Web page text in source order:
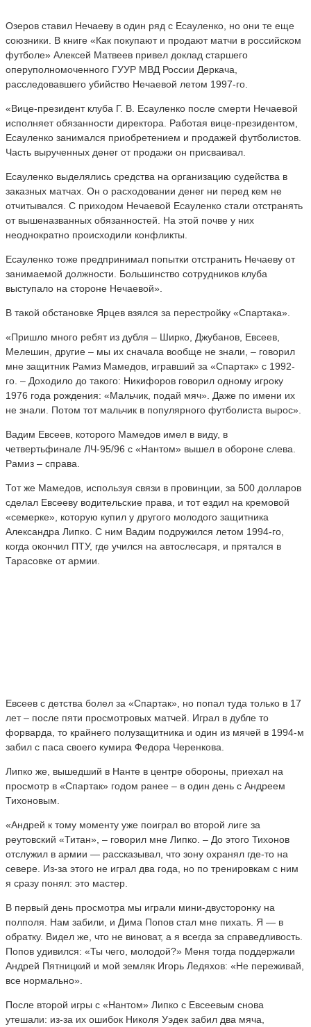
Озеров ставил Нечаеву в один ряд с Есауленко, но они те еще
союзники. В книге «Как покупают и продают матчи в российском
футболе» Алексей Матвеев привел доклад старшего
оперуполномоченного ГУУР МВД России Деркача,
расследовавшего убийство Нечаевой летом 1997-го.
«Вице-президент клуба Г. В. Есауленко после смерти Нечаевой
исполняет обязанности директора. Работая вице-президентом,
Есауленко занимался приобретением и продажей футболистов.
Часть вырученных денег от продажи он присваивал.
Есауленко выделялись средства на организацию судейства в
заказных матчах. Он о расходовании денег ни перед кем не
отчитывался. С приходом Нечаевой Есауленко стали отстранять
от вышеназванных обязанностей. На этой почве у них
неоднократно происходили конфликты.
Есауленко тоже предпринимал попытки отстранить Нечаеву от
занимаемой должности. Большинство сотрудников клуба
выступало на стороне Нечаевой».
В такой обстановке Ярцев взялся за перестройку «Спартака».
«Пришло много ребят из дубля – Ширко, Джубанов, Евсеев,
Мелешин, другие – мы их сначала вообще не знали, – говорил
мне защитник Рамиз Мамедов, игравший за «Спартак» с 1992-
го. – Доходило до такого: Никифоров говорил одному игроку
1976 года рождения: «Мальчик, подай мяч». Даже по имени их
не знали. Потом тот мальчик в популярного футболиста вырос».
Вадим Евсеев, которого Мамедов имел в виду, в
четвертьфинале ЛЧ-95/96 с «Нантом» вышел в обороне слева.
Рамиз – справа.
Тот же Мамедов, используя связи в провинции, за 500 долларов
сделал Евсееву водительские права, и тот ездил на кремовой
«семерке», которую купил у другого молодого защитника
Александра Липко. С ним Вадим подружился летом 1994-го,
когда окончил ПТУ, где учился на автослесаря, и прятался в
Тарасовке от армии.
Евсеев с детства болел за «Спартак», но попал туда только в 17
лет – после пяти просмотровых матчей. Играл в дубле то
форварда, то крайнего полузащитника и один из мячей в 1994-м
забил с паса своего кумира Федора Черенкова.
Липко же, вышедший в Нанте в центре обороны, приехал на
просмотр в «Спартак» годом ранее – в один день с Андреем
Тихоновым.
«Андрей к тому моменту уже поиграл во второй лиге за
реутовский «Титан», – говорил мне Липко. – До этого Тихонов
отслужил в армии — рассказывал, что зону охранял где-то на
севере. Из-за этого не играл два года, но по тренировкам с ним
я сразу понял: это мастер.
В первый день просмотра мы играли мини-двусторонку на
полполя. Нам забили, и Дима Попов стал мне пихать. Я — в
обратку. Видел же, что не виноват, а я всегда за справедливость.
Попов удивился: «Ты чего, молодой?» Меня тогда поддержали
Андрей Пятницкий и мой земляк Игорь Ледяхов: «Не переживай,
все нормально».
После второй игры с «Нантом» Липко с Евсеевым снова
утешали: из-за их ошибок Николя Уэдек забил два мяча,